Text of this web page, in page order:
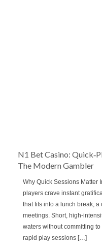
N1 Bet Casino:
The Modern Gambler
Why Quick Sessions Matter
players crave instant
that fits into a lunch break,
meetings. Short,
waters without committing
rapid play sessions […]